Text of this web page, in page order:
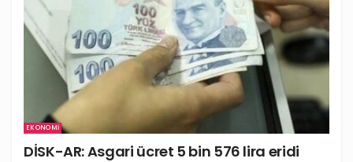
EKONOMI
DİSK-AR: Asgari ücret 5 bin 576 lira eridi